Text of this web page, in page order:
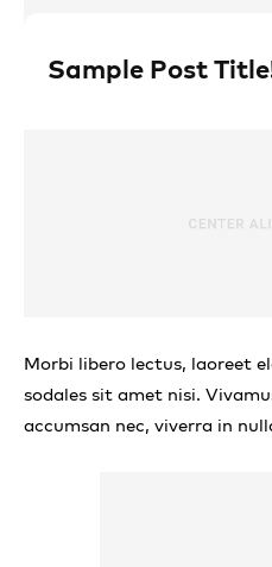
Sample Post
Morbi libero lectus, laoreet
sodales sit amet nisi.
accumsan nec, viverra in